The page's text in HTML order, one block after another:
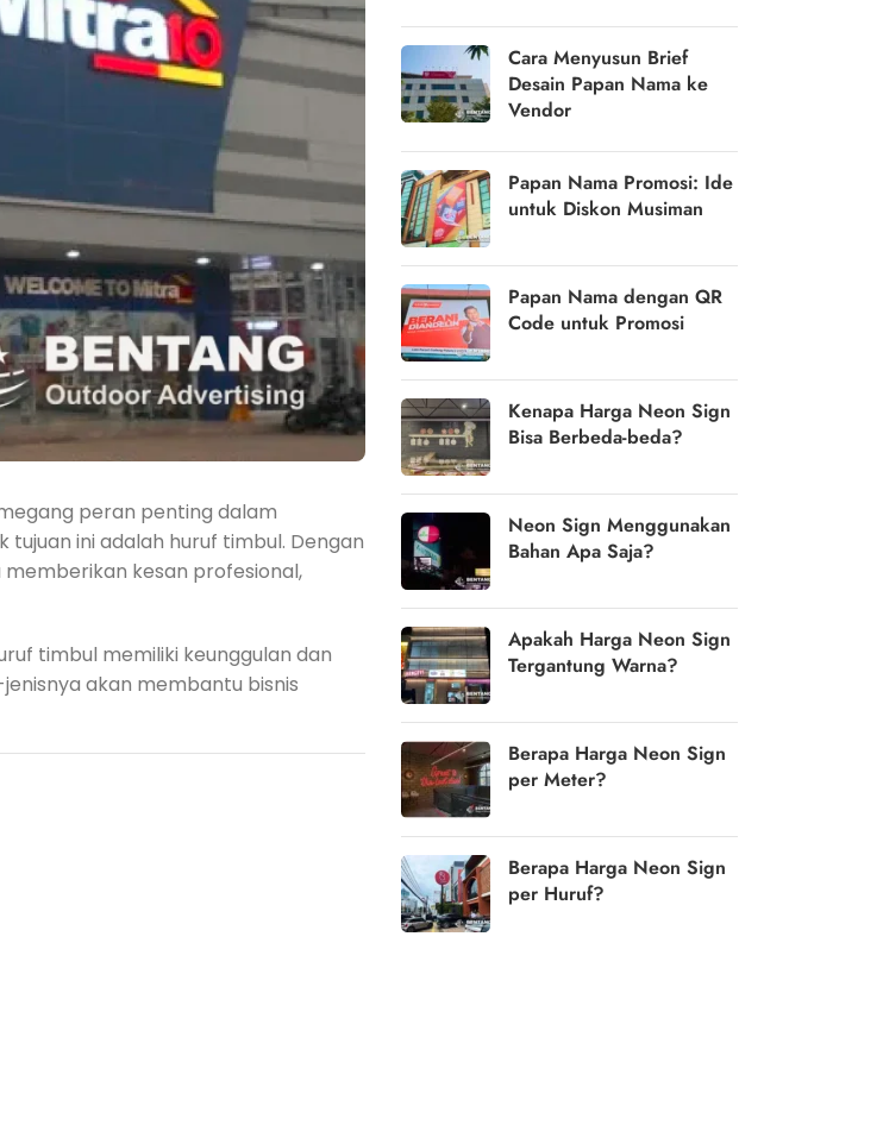
peran penting dalam
ini adalah huruf timbul. Dengan
kesan profesional,
timbul memiliki keunggulan dan
akan membantu bisnis
Cara Menyusun Brief
Desain Papan Nama ke
Vendor
Papan Nama Promosi: Ide
untuk Diskon Musiman
Papan Nama dengan QR
Code untuk Promosi
Kenapa Harga Neon Sign
Bisa Berbeda-beda?
Neon Sign Menggunakan
Bahan Apa Saja?
Apakah Harga Neon Sign
Tergantung Warna?
Berapa Harga Neon Sign
per Meter?
Berapa Harga Neon Sign
per Huruf?